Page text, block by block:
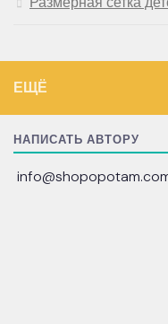
ЕЩЁ
НАПИСАТЬ АВТОРУ